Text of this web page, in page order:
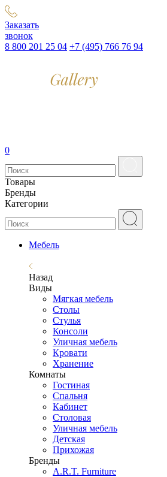
Заказать
звонок
8 800 201 25 04 +7 (495) 766 76 94
0
Товары
Бренды
Категории
Мебель
Назад
Виды
Мягкая мебель
Столы
Стулья
Консоли
Уличная мебель
Кровати
Хранение
Комнаты
Гостиная
Спальня
Кабинет
Столовая
Уличная мебель
Детская
Прихожая
Бренды
A.R.T. Furniture